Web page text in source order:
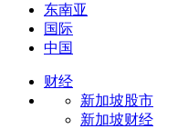
东南亚
国际
中国
财经
新加坡股市
新加坡财经